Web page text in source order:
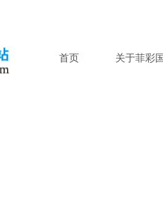
首页 关于菲彩